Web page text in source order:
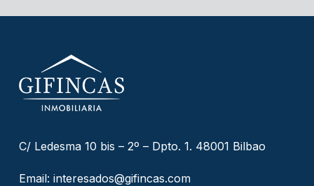
C/ Ledesma 10 bis – 2º – Dpto. 1. 48001 Bilbao
Email: interesados@gifincas.com